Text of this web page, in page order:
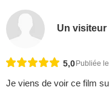
Un visiteur
5,0 Publiée
Je viens de voir ce film